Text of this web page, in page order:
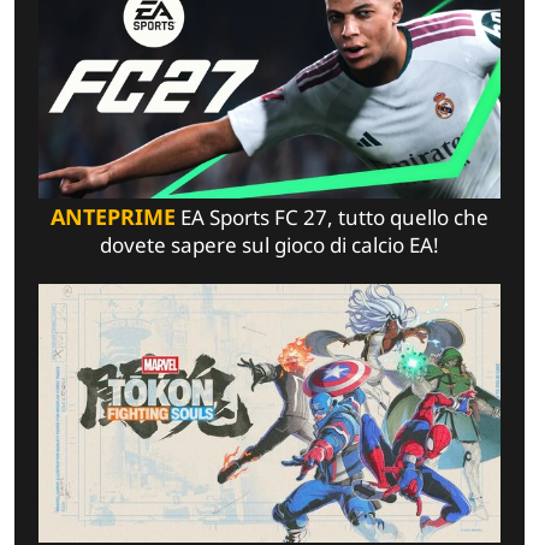
ANTEPRIME EA Sports FC 27, tutto quello che
dovete sapere sul gioco di calcio EA!